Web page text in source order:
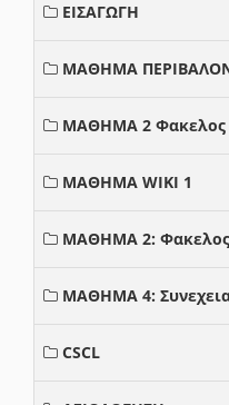
ΕΙΣΑΓΩΓΗ
ΜΑΘΗΜΑ
ΜΑΘΗΜΑ 2 Φακελος
ΜΑΘΗΜΑ WIKI 1
ΜΑΘΗΜΑ 2:
ΜΑΘΗΜΑ 4:
CSCL